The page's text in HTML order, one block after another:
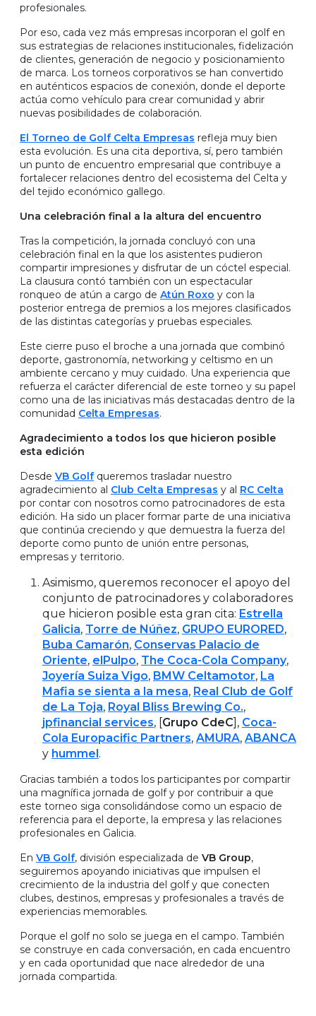
profesionales.
Por eso, cada vez más empresas incorporan el golf en
sus estrategias de relaciones institucionales, fidelización
de clientes, generación de negocio y posicionamiento
de marca. Los torneos corporativos se han convertido
en auténticos espacios de conexión, donde el deporte
actúa como vehículo para crear comunidad y abrir
nuevas posibilidades de colaboración.
El Torneo de Golf Celta Empresas refleja muy bien
esta evolución. Es una cita deportiva, sí, pero también
un punto de encuentro empresarial que contribuye a
fortalecer relaciones dentro del ecosistema del Celta y
del tejido económico gallego.
Una celebración final a la altura del encuentro
Tras la competición, la jornada concluyó con una
celebración final en la que los asistentes pudieron
compartir impresiones y disfrutar de un cóctel especial.
La clausura contó también con un espectacular
ronqueo de atún a cargo de Atún Roxo y con la
posterior entrega de premios a los mejores clasificados
de las distintas categorías y pruebas especiales.
Este cierre puso el broche a una jornada que combinó
deporte, gastronomía, networking y celtismo en un
ambiente cercano y muy cuidado. Una experiencia que
refuerza el carácter diferencial de este torneo y su papel
como una de las iniciativas más destacadas dentro de la
comunidad Celta Empresas.
Agradecimiento a todos los que hicieron posible
esta edición
Desde VB Golfqueremos trasladar nuestro
agradecimiento al Club Celta Empresas y al RC Celta
por contar con nosotros como patrocinadores de esta
edición. Ha sido un placer formar parte de una iniciativa
que continúa creciendo y que demuestra la fuerza del
deporte como punto de unión entre personas,
empresas y territorio.
Asimismo, queremos reconocer el apoyo del
conjunto de patrocinadores y colaboradores
que hicieron posible esta gran cita: Estrella
Galicia, Torre de Núñez, GRUPO EURORED,
Buba Camarón, Conservas Palacio de
Oriente, elPulpo, The Coca-Cola Company,
Joyería Suiza Vigo, BMW Celtamotor, La
Mafia se sienta a la mesa, Real Club de Golf
de La Toja, Royal Bliss Brewing Co.,
jpfinancial services, [Grupo CdeC], Coca-
Cola Europacific Partners, AMURA, ABANCA
y hummel.
Gracias también a todos los participantes por compartir
una magnífica jornada de golf y por contribuir a que
este torneo siga consolidándose como un espacio de
referencia para el deporte, la empresa y las relaciones
profesionales en Galicia.
En VB Golf, división especializada de VB Group,
seguiremos apoyando iniciativas que impulsen el
crecimiento de la industria del golf y que conecten
clubes, destinos, empresas y profesionales a través de
experiencias memorables.
Porque el golf no solo se juega en el campo. También
se construye en cada conversación, en cada encuentro
y en cada oportunidad que nace alrededor de una
jornada compartida.